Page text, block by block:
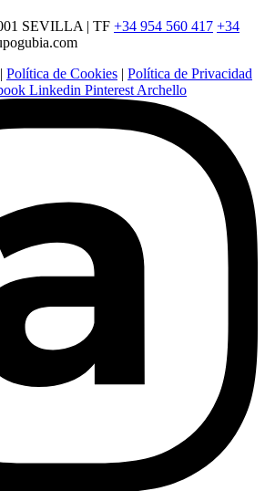
SEVILLA | TF +34 954 560 417 +34
| Política de Cookies | Política de Privacidad
Linkedin Pinterest Archello